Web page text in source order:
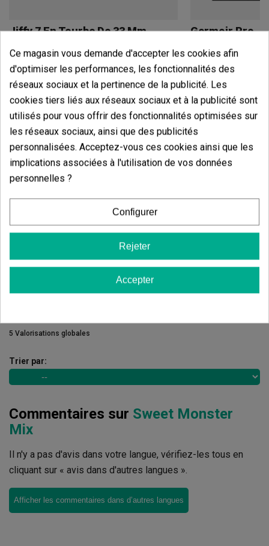
Jiffy 7 En Tourbe De 33 Mm
0,10 €
Voir plus
Germoir Pro
5,40 €
Avis des clients
5 étoiles
3 étoiles
0.00%
1 étoiles
0.00%
Écrivez votre commentaire
5 Valorisations globales
Trier par:
Commentaires sur Sweet Monster
Mix
Il n'y a pas d'avis dans votre langue, vérifiez-les tous en
cliquant sur « avis dans d'autres langues ».
Afficher les commentaires dans d’autres langues
Ce magasin vous demande d'accepter les cookies afin
d'optimiser les performances, les fonctionnalités des
réseaux sociaux et la pertinence de la publicité. Les
cookies tiers liés aux réseaux sociaux et à la publicité sont
utilisés pour vous offrir des fonctionnalités optimisées sur
les réseaux sociaux, ainsi que des publicités
personnalisées. Acceptez-vous ces cookies ainsi que les
implications associées à l'utilisation de vos données
personnelles ?
Configurer
Rejeter
Accepter